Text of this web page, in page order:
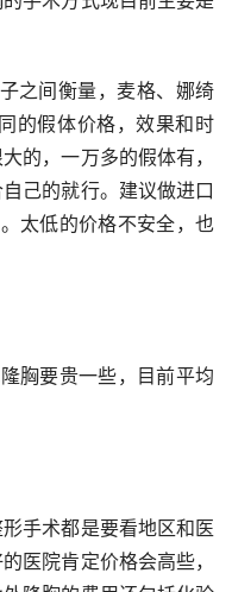
之间衡量，麦格、娜绮
的假体价格，效果和时
的，一万多的假体有，
己的就行。建议做进口
太低的价格不安全，也
胸要贵一些，目前平均
手术都是要看地区和医
医院肯定价格会高些，